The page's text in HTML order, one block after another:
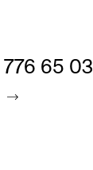
65 03